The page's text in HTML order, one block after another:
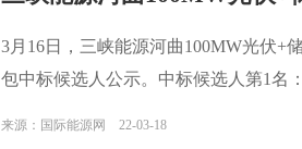
3月16日，三峡能源河曲100MW光伏+
包中标候选人公示。中标候选人第1名
来源：国际能源网 22-03-18